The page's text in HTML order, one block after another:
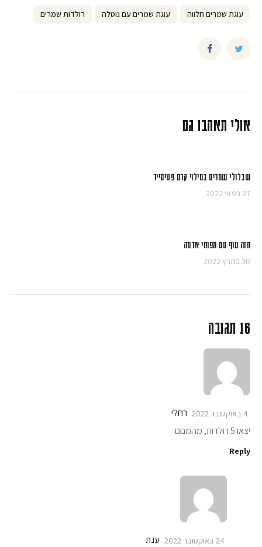
עוגת שמרים חלווה עוגת שמרים עם נוטלה רולדות שמרים
אולי תאהבו גם
שבלולי שמרים במילוי קרם פטיסייר
27 במאי 2022
חזה עוף עם תפוחי אדמה
30 במרץ 2022
16 תגובה
רחלי 4 באוקטובר 2022
יצאו 5 רולדות, מהמםם
Reply
ענת 24 באוקטובר 2022